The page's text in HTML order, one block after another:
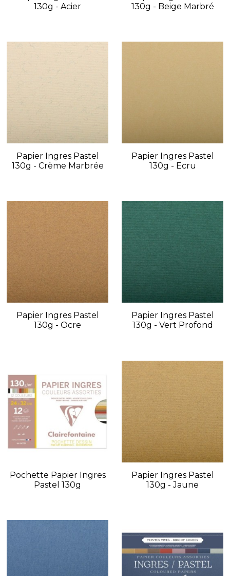
130g - Acier
130g - Beige Marbré
Papier Ingres Pastel
130g - Crème Marbrée
Papier Ingres Pastel
130g - Ecru
Papier Ingres Pastel
130g - Ocre
Papier Ingres Pastel
130g - Vert Profond
Pochette Papier Ingres
Pastel 130g
Papier Ingres Pastel
130g - Jaune